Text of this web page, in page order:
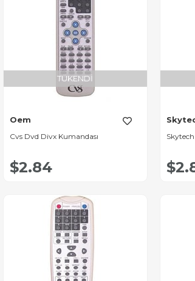
TÜKENDI
Oem
Cvs Dvd Divx Kumandası
$2.84